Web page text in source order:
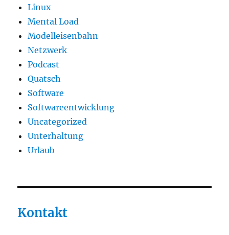
Linux
Mental Load
Modelleisenbahn
Netzwerk
Podcast
Quatsch
Software
Softwareentwicklung
Uncategorized
Unterhaltung
Urlaub
Kontakt